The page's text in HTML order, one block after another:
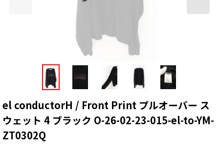
el conductorH / Front Print プルオーバー ス
ウェット 4 ブラック O-26-02-23-015-el-to-YM-
ZT0302Q